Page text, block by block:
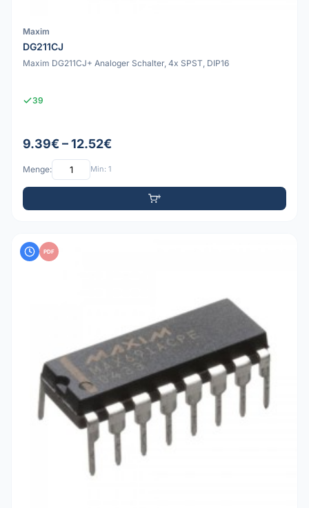
Maxim
DG211CJ
Maxim DG211CJ+ Analoger Schalter, 4x SPST, DIP16
39
9.39€ – 12.52€
Menge: Min: 1
PDF